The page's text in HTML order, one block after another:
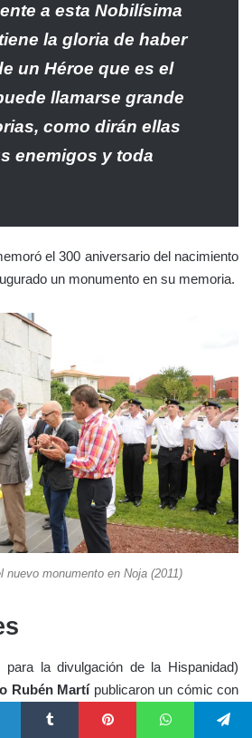
a esta Nobilísima
la gloria de haber
un Héroe que es el
llamarse grande
como dirán ellas
enemigos y toda
el 300 aniversario del nacimiento
un monumento en su memoria.
nuevo monumento en Noja (2011)
la divulgación de la Hispanidad)
Rubén Martí publicaron un cómic con
descargable en el enlace inferior: